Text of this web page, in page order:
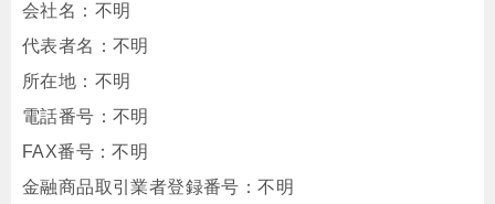
会社名：不明
代表者名：不明
所在地：不明
電話番号：不明
FAX番号：不明
金融商品取引業者登録番号：不明